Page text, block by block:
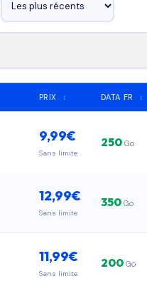
PRIX ↕ DATA FR ↕
9,99€
Sans limite
250Go
12,99€
Sans limite
350Go
11,99€
Sans limite
200Go